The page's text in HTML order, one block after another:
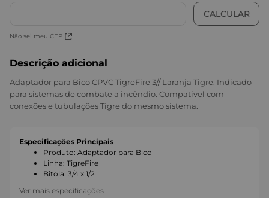
Não sei meu CEP
Descrição adicional
Adaptador para Bico CPVC TigreFire 3// Laranja Tigre. Indicado
para sistemas de combate a incêndio. Compatível com
conexões e tubulações Tigre do mesmo sistema.
Especificações Principais
Produto: Adaptador para Bico
Linha: TigreFire
Bitola: 3/4 x 1/2
Ver mais especificações